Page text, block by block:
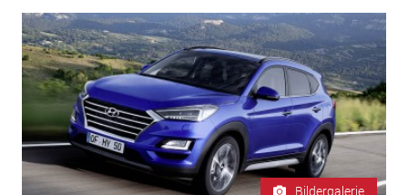
Bildergalerie